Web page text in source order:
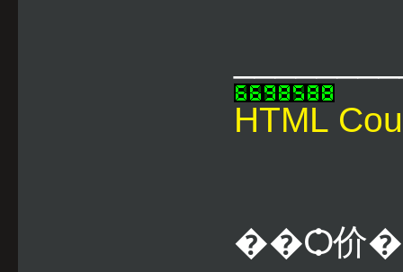
HTML
��Ѻ价